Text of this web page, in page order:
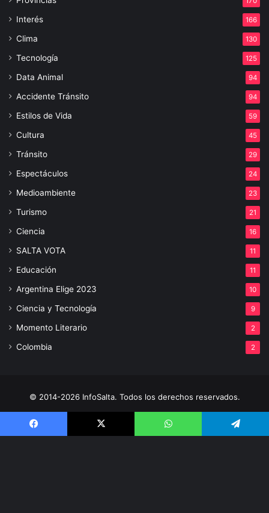
Interés 166
Clima 130
Tecnología 125
Data Animal 94
Accidente Tránsito 94
Estilos de Vida 59
Cultura 45
Tránsito 29
Espectáculos 24
Medioambiente 23
Turismo 21
Ciencia 16
SALTA VOTA 11
Educación 11
Argentina Elige 2023 10
Ciencia y Tecnología 9
Momento Literario 2
Colombia 2
© 2014-2026 InfoSalta. Todos los derechos reservados.
3872288394 E-mail: infosaltaredaccion@gmail.com
Facebook X WhatsApp Telegram